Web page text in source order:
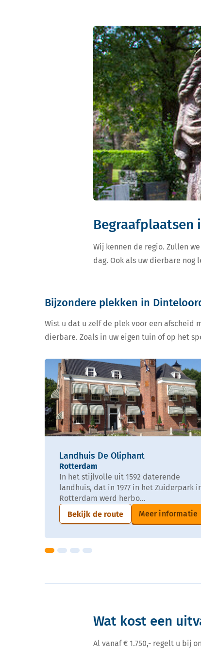
Begraafplaatsen
Wij kennen de regio. Zullen
dag. Ook als uw dierbare
Bijzondere plekken in
Wist u dat u zelf de plek voor een afscheid
dierbare. Zoals in uw eigen tuin of op het
Landhuis De Oliphant
Rotterdam
In het stijlvolle uit 1592 daterende
landhuis, dat in 1977 in het Zuiderpark
Rotterdam werd herbo...
Bekijk de route
Meer informatie
Wat kost een
Al vanaf € 1.750,- regelt u bij